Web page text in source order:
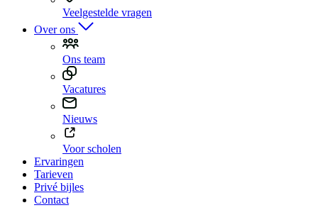
Veelgestelde vragen
Over ons
Ons team
Vacatures
Nieuws
Voor scholen
Ervaringen
Tarieven
Privé bijles
Contact